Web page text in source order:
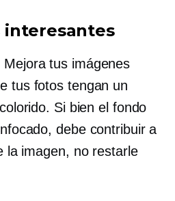
interesantes
Mejora tus imágenes
tus fotos tengan un
Si bien el fondo
debe contribuir a
la imagen, no restarle